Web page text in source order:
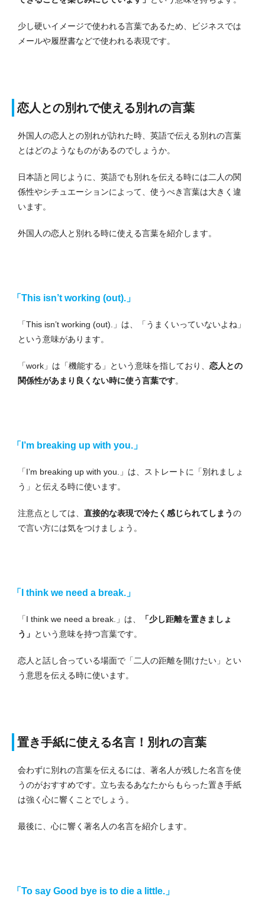
少し硬いイメージで使われる言葉であるため、ビジネスでは
メールや履歴書などで使われる表現です。
恋人との別れで使える別れの言葉
外国人の恋人との別れが訪れた時、英語で伝える別れの言葉
とはどのようなものがあるのでしょうか。
日本語と同じように、英語でも別れを伝える時には二人の関
係性やシチュエーションによって、使うべき言葉は大きく違
います。
外国人の恋人と別れる時に使える言葉を紹介します。
「This isn’t working (out).」
「This isn’t working (out).」は、「うまくいっていないよね」
という意味があります。
「work」は「機能する」という意味を指しており、 恋人との
関係性があまり良くない時に使う言葉です。
「I’m breaking up with you.」
「I’m breaking up with you.」は、ストレートに「別れましょ
う」と伝える時に使います。
注意点としては、 直接的な表現で冷たく感じられてしまうの
で言い方には気をつけましょう。
「I think we need a break.」
「I think we need a break.」は、
「少し距離を置きましょ
う」 という意味を持つ言葉です。
恋人と話し合っている場面で「二人の距離を開けたい」とい
う意思を伝える時に使います。
置き手紙に使える名言！別れの言葉
会わずに別れの言葉を伝えるには、著名人が残した名言を使
うのがおすすめです。 立ち去るあなたからもらった置き手紙
は強く心に響くことでしょう。
最後に、心に響く著名人の名言を紹介します。
「To say Good bye is to die a little.」